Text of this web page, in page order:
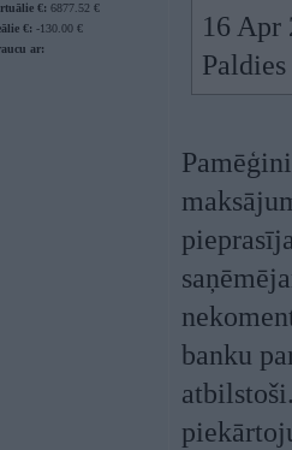
€: 6877.52 €
€: -130.00 €
ar:
16 Apr
Paldies
banku